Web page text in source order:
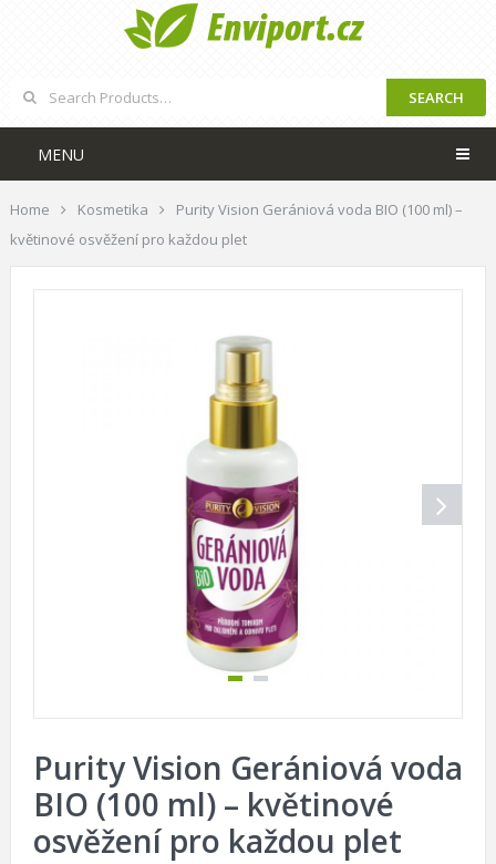
SEARCH
MENU
Home Kosmetika
Purity Vision Gerániová voda BIO (100 ml) –
květinové osvěžení pro každou plet
Purity Vision Gerániová voda
BIO (100 ml) – květinové
osvěžení pro každou plet